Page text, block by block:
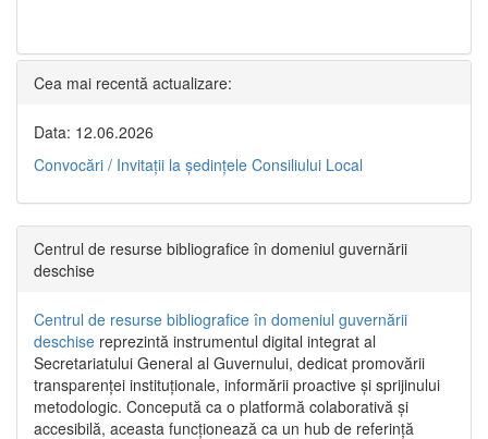
Cea mai recentă actualizare:
Data: 12.06.2026
Convocări / Invitaţii la şedinţele Consiliului Local
Centrul de resurse bibliografice în domeniul guvernării
deschise
Centrul de resurse bibliografice în domeniul guvernării
deschise reprezintă instrumentul digital integrat al
Secretariatului General al Guvernului, dedicat promovării
transparenței instituționale, informării proactive și sprijinului
metodologic. Concepută ca o platformă colaborativă și
accesibilă, aceasta funcționează ca un hub de referință